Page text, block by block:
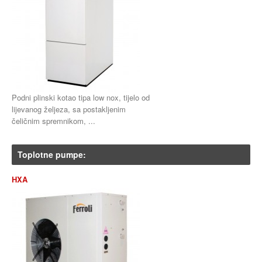
Podni plinski kotao tipa low nox, tijelo od
lijevanog željeza, sa postakljenim
čeličnim spremnikom, ...
Toplotne pumpe:
HXA